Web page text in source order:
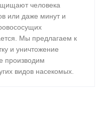
человека
или даже минут и
Мы предлагаем к
и уничтожение
производим
видов насекомых.